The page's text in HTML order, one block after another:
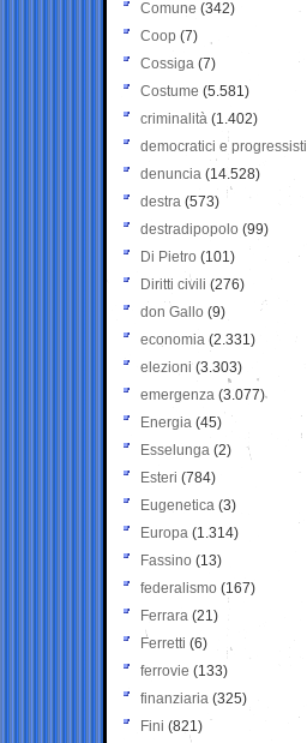
Comune (342)
Coop (7)
Cossiga (7)
Costume (5.581)
criminalità (1.402)
democratici e progressisti
denuncia (14.528)
destra (573)
destradipopolo (99)
Di Pietro (101)
Diritti civili (276)
don Gallo (9)
economia (2.331)
elezioni (3.303)
emergenza (3.077)
Energia (45)
Esselunga (2)
Esteri (784)
Eugenetica (3)
Europa (1.314)
Fassino (13)
federalismo (167)
Ferrara (21)
Ferretti (6)
ferrovie (133)
finanziaria (325)
Fini (821)